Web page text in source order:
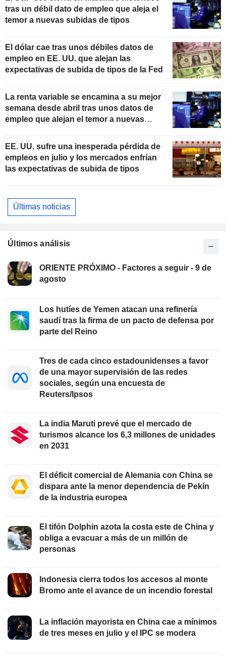
tras un débil dato de empleo que aleja el
temor a nuevas subidas de tipos
El dólar cae tras unos débiles datos de
empleo en EE. UU. que alejan las
expectativas de subida de tipos de la Fed
La renta variable se encamina a su mejor
semana desde abril tras unos datos de
empleo que alejan el temor a nuevas
EE. UU. sufre una inesperada pérdida de
empleos en julio y los mercados enfrían
las expectativas de subida de tipos
Últimas noticias
Últimos análisis
ORIENTE PRÓXIMO - Factores a seguir - 9 de
agosto
Los hutíes de Yemen atacan una refinería
saudí tras la firma de un pacto de defensa por
parte del Reino
Tres de cada cinco estadounidenses a favor
de una mayor supervisión de las redes
sociales, según una encuesta de
Reuters/Ipsos
La india Maruti prevé que el mercado de
turismos alcance los 6,3 millones de unidades
en 2031
El déficit comercial de Alemania con China se
dispara ante la menor dependencia de Pekín
de la industria europea
El tifón Dolphin azota la costa este de China y
obliga a evacuar a más de un millón de
personas
Indonesia cierra todos los accesos al monte
Bromo ante el avance de un incendio forestal
La inflación mayorista en China cae a mínimos
de tres meses en julio y el IPC se modera